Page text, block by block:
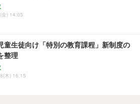
) 14:05
童生徒向け「特別の教育課程」新制度の
整理
木) 16:15